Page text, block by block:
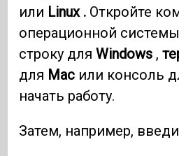
или Linux . Откройте
операционной
строку дляWindows ,
для Mac или консоль
начать работу.
Затем, например,